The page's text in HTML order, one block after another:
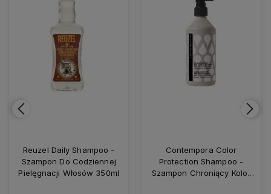
Contempora Color
Protection Shampoo -
Szampon Chroniący Kolor
Fanola Botugen Botolife
Shampoo – Szampon
Odbudowujący 1000ml